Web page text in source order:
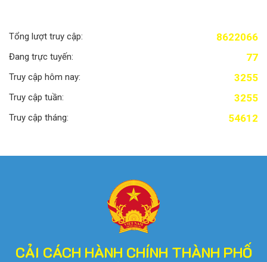
Tổng lượt truy cập: 8622066
Đang trực tuyến: 77
Truy cập hôm nay: 3255
Truy cập tuần: 3255
Truy cập tháng: 54612
CẢI CÁCH HÀNH CHÍNH THÀNH PHỐ